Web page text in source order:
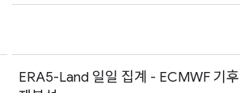
ERA5-Land 일일 집계 - ECMWF 기후